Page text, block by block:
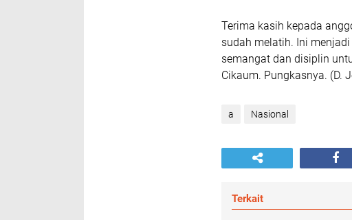
Terima kasih kepada
sudah melatih. Ini
semangat dan disiplin
Cikaum. Pungkasnya. (D.
a Nasional
Terkait